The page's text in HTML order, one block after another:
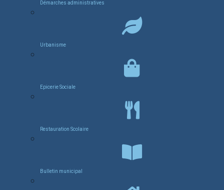
Démarches administratives
Urbanisme
Epicerie Sociale
Restauration Scolaire
Bulletin municipal